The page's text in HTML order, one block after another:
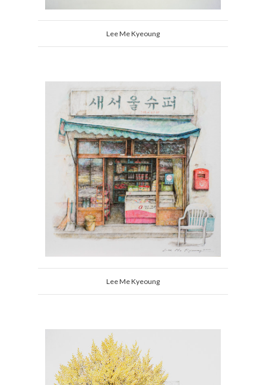
Lee Me Kyeoung
Lee Me Kyeoung